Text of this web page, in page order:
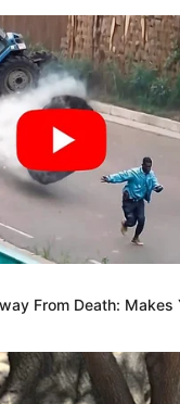
From Death: Makes